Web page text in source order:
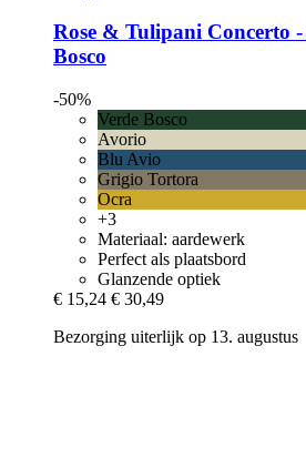
Rose & Tulipani Concerto
Bosco
-50%
Verde Bosco
Avorio
Blu Avio
Grigio Tortora
Ocra
+3
Materiaal: aardewerk
Perfect als plaatsbord
Glanzende optiek
€ 15,24 € 30,49
Bezorging uiterlijk op 13. augustus